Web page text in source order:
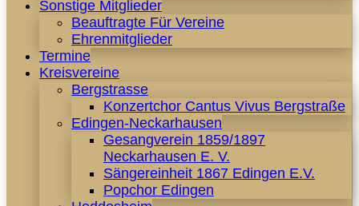
Sonstige Mitglieder
Beauftragte Für Vereine
Ehrenmitglieder
Termine
Kreisvereine
Bergstrasse
Konzertchor Cantus Vivus Bergstraße
Edingen-Neckarhausen
Gesangverein 1859/1897
Neckarhausen E. V.
Sängereinheit 1867 Edingen E.V.
Popchor Edingen